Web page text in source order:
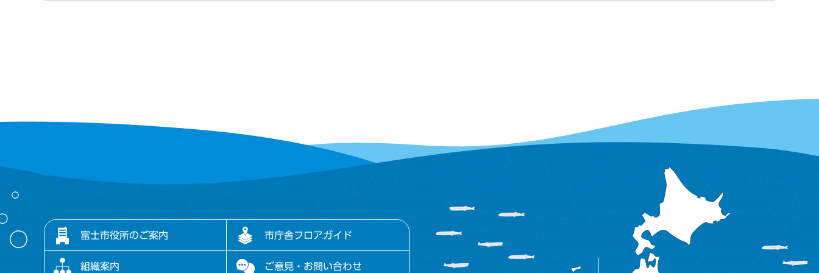
富士市役所のご案内 市庁舎フロアガイド
組織案内 ご意見・お問い合わせ